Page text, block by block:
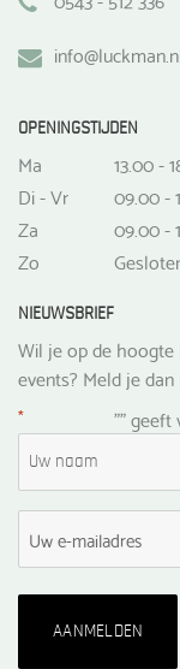
OPENINGSTIJDEN
Ma
13.00 -
Di - Vr
09.00 -
Za
09.00 -
Zo
NIEUWSBRIEF
Wil je op de hoogte
events? Meld je
"
* " geeft